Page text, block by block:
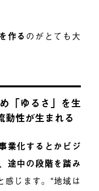
作る のがとても大
「ゆるさ」を生
動性が生まれる
業化するとかビジ
途中の段階を踏み
感じます。“地域は